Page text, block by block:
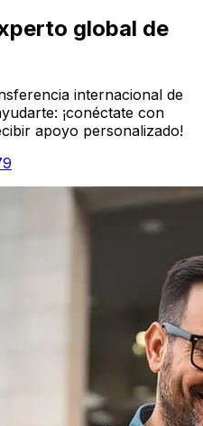
global de
internacional de
¡conéctate con
apoyo personalizado!